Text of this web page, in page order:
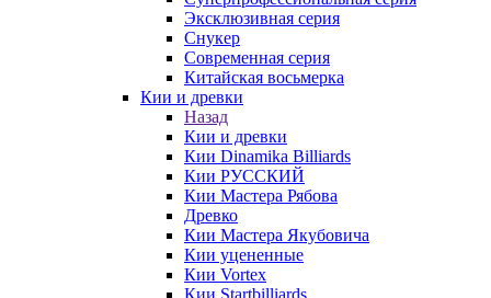
Эксклюзивная серия
Снукер
Современная серия
Китайская восьмерка
Кии и древки
Назад
Кии и древки
Кии Dinamika Billiards
Кии РУССКИЙ
Кии Мастера Рябова
Древко
Кии Мастера Якубовича
Кии уцененные
Кии Vortex
Кии Startbilliards